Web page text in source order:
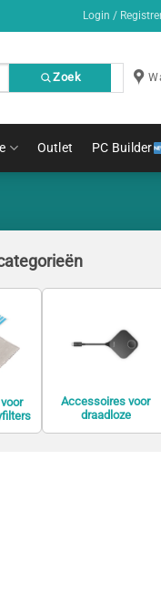
Login /
Zoek
Outlet PC Builder
Accessoires voor
draadloze